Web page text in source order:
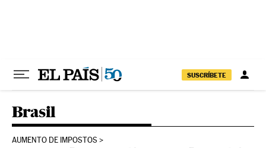
SUSCRÍBETE
Brasil
AUMENTO DE IMPOSTOS